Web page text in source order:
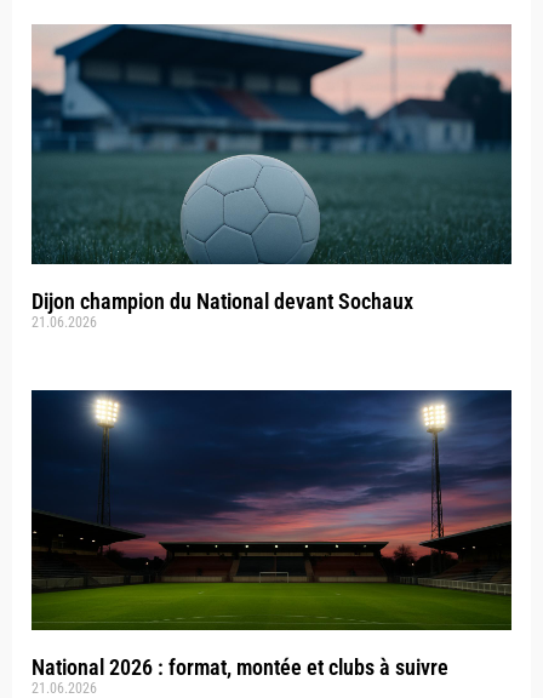
Dijon champion du National devant Sochaux
21.06.2026
National 2026 : format, montée et clubs à suivre
21.06.2026